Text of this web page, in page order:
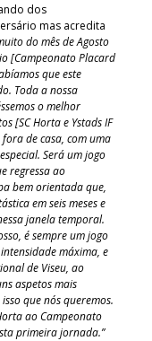
dos
mas acredita
do mês de Agosto
[Campeonato Placard
que este
Toda a nossa
o melhor
[SC Horta e Ystads IF
de casa, com uma
Será um jogo
regressa ao
bem orientada que,
em seis meses e
janela temporal.
é sempre um jogo
máxima, e
de Viseu, ao
aspetos mais
que nós queremos.
ao Campeonato
primeira jornada.”